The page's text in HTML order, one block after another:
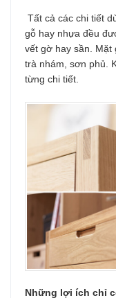
Tất cả các chi tiết
gỗ hay nhựa đều
vết gờ hay sần. Mặt
trà nhám, sơn phủ.
từng chi tiết.
Những lợi ích chỉ